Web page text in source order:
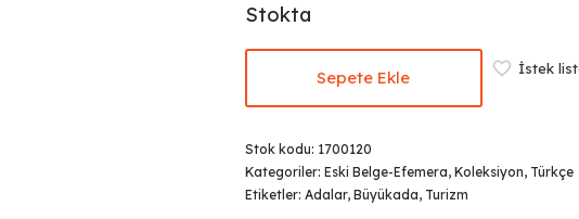
Stokta
Sepete Ekle İstek
Stok kodu: 1700120
Kategoriler: Eski Belge-Efemera, Koleksiyon, Türkçe
Etiketler: Adalar, Büyükada, Turizm